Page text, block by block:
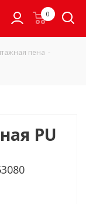
0
пена -
PU